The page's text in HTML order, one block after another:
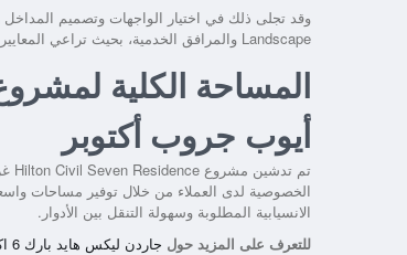
وقد تجلى ذلك في اختيار الواجهات وتصميم المداخل
Landscape والمرافق الخدمية، بحيث تراعي المعايير الخاصة بسلسلة هيلتون العالمية.
المساحة الكلية
أيوب جروب أكتوبر
الخصوصية لدى العملاء من خلال توفير مساحات
الانسيابية المطلوبة وسهولة التنقل بين الأدوار.
للتعرف على المزيد حول جاردن ليكس هايد بارك 6 اكتوبر – garden lakes hyde park